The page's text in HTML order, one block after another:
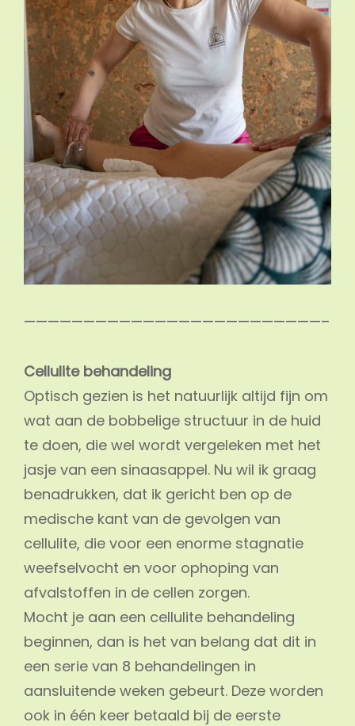
—————————————————————————–
Cellulite behandeling
Optisch gezien is het natuurlijk altijd fijn om
wat aan de bobbelige structuur in de huid
te doen, die wel wordt vergeleken met het
jasje van een sinaasappel. Nu wil ik graag
benadrukken, dat ik gericht ben op de
medische kant van de gevolgen van
cellulite, die voor een enorme stagnatie
weefselvocht en voor ophoping van
afvalstoffen in de cellen zorgen.
Mocht je aan een cellulite behandeling
beginnen, dan is het van belang dat dit in
een serie van 8 behandelingen in
aansluitende weken gebeurt. Deze worden
ook in één keer betaald bij de eerste